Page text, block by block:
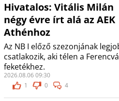
Hivatalos: Vitális Milán
négy évre írt alá az AEK
Athénhoz
Az NB I előző szezonjának
csatlakozik, aki télen a
feketékhez.
2026.08.06 09:30
1
0 4